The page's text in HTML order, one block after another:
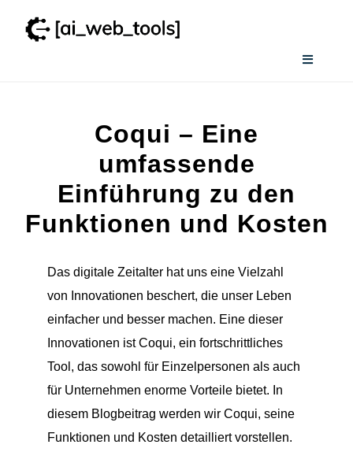
Inhalt
Toggle
Wissenswertes
Coqui – Eine
umfassende
Einführung zu den
Funktionen und Kosten
Das digitale Zeitalter hat uns eine Vielzahl
von Innovationen beschert, die unser Leben
einfacher und besser machen. Eine dieser
Innovationen ist Coqui, ein fortschrittliches
Tool, das sowohl für Einzelpersonen als auch
für Unternehmen enorme Vorteile bietet. In
diesem Blogbeitrag werden wir Coqui, seine
Funktionen und Kosten detailliert vorstellen.